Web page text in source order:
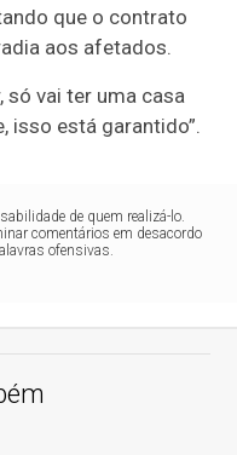
que o contrato
aos afetados.
só vai ter uma casa
isso está garantido”.
de quem realizá-lo.
comentários em desacordo
ofensivas.